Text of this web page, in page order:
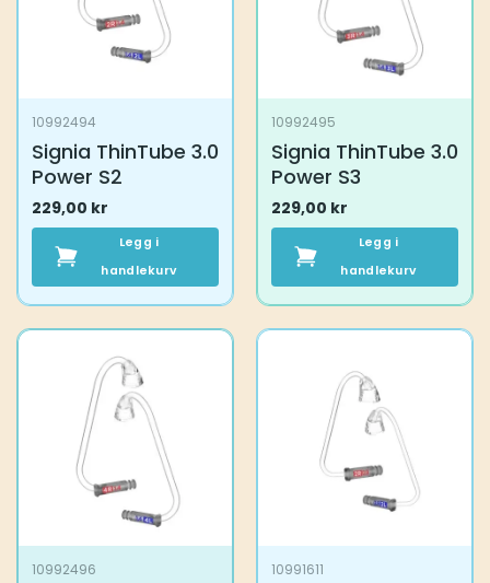
10992494
Signia ThinTube 3.0
Power S2
229,00 kr
Legg i
handlekurv
10992495
Signia ThinTube 3.0
Power S3
229,00 kr
Legg i
handlekurv
10992496 10991611